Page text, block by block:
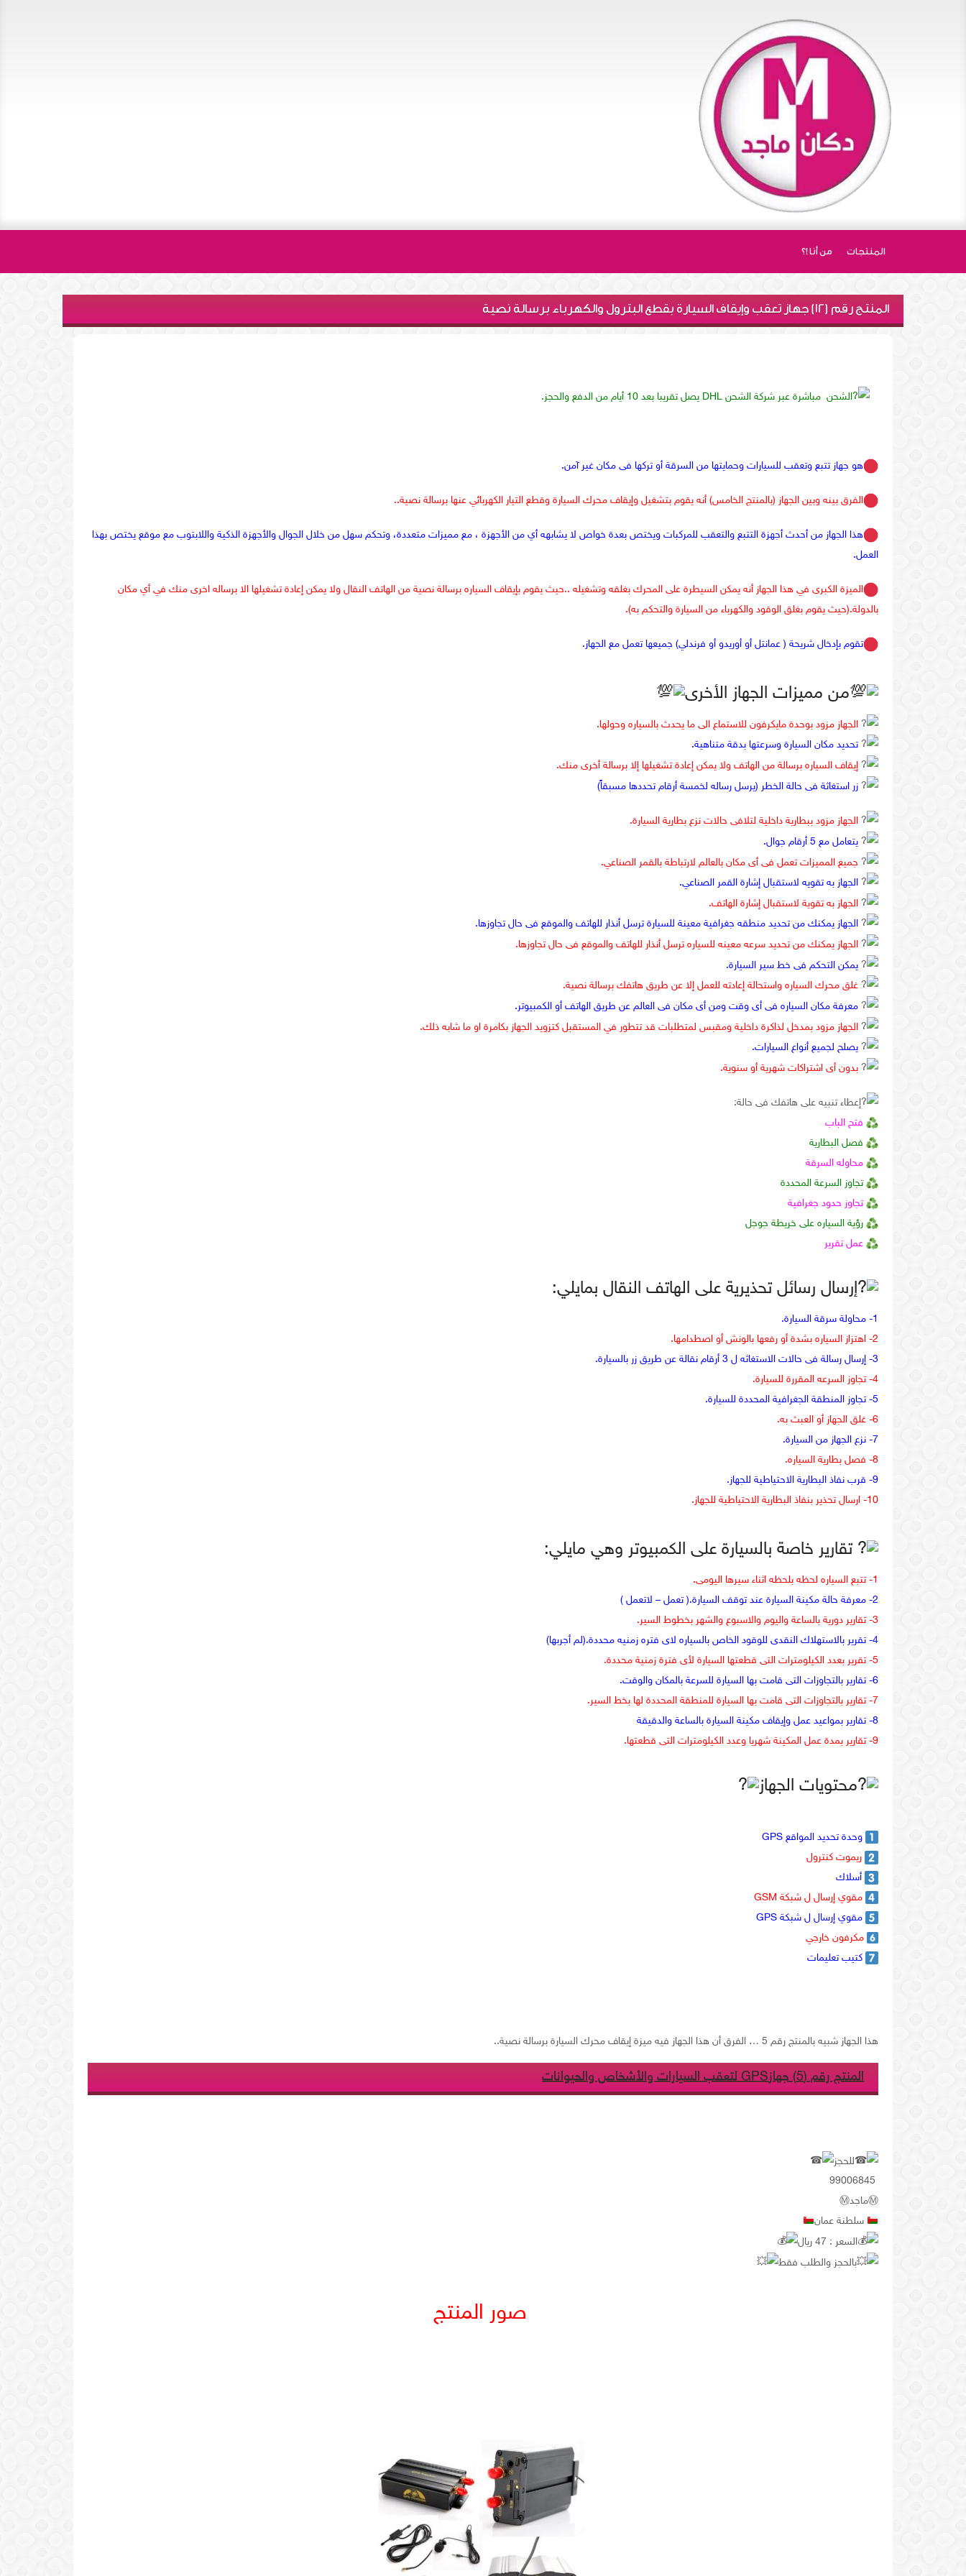
المنتجات من أنا !؟
المنتج رقم (١2) جهاز تعقب وإيقاف السيارة بقطع البترول والكهرباء برسالة نصية
الشحن مباشرة عبر شركة الشحن DHL يصل تقريبا بعد 10 أيام من الدفع والحجز.
هو جهاز تتبع وتعقب للسيارات وحمايتها من السرقة أو تركها فى مكان غير آمن.
الفرق بينه وبين الجهاز (بالمنتج الخامس) أنه يقوم بتشغيل وإيقاف محرك السيارة وقطع التيار الكهربائي عنها برسالة نصية..
هذا الجهاز من أحدث أجهزة التتبع والتعقب للمركبات ويختص بعدة خواص لا يشابهه أي من الأجهزة ، مع مميزات متعددة، وتحكم سهل من خلال الجوال والأجهزة الذكية واللابتوب مع موقع يختص بهذا
العمل.
الميزة الكبرى في هذا الجهاز أنه يمكن السيطرة على المحرك بغلقه وتشغيله ..حيث يقوم بإيقاف السياره برسالة نصية من الهاتف النقال ولا يمكن إعادة تشغيلها الا برساله اخرى منك في أي مكان
بالدولة.(حيث يقوم بغلق الوقود والكهرباء من السيارة والتحكم به).
تقوم بإدخال شريحة ( عمانتل أو أوريدو أو فرندلي) جميعها تعمل مع الجهاز.
من مميزات الجهاز الأخرى
الجهاز مزود بوحدة مايكرفون للاستماع الى ما يحدث بالسياره وحولها.
تحديد مكان السيارة وسرعتها بدقة متناهية.
إيقاف السياره برسالة من الهاتف ولا يمكن إعادة تشغيلها إلا برسالة أخرى منك.
زر استغاثة فى حالة الخطر (يرسل رساله لخمسة أرقام تحددها مسبقاً)
الجهاز مزود ببطارية داخلية لتلافى حالات نزع بطارية السيارة.
يتعامل مع 5 أرقام جوال.
جميع المميزات تعمل فى أى مكان بالعالم لارتباطة بالقمر الصناعي.
الجهاز به تقويه لاستقبال إشارة القمر الصناعي.
الجهاز به تقوية لاستقبال إشارة الهاتف.
الجهاز يمكنك من تحديد منطقه جغرافية معينة للسيارة ترسل أنذار للهاتف والموقع فى حال تجاوزها.
الجهاز يمكنك من تحديد سرعه معينه للسياره ترسل أنذار للهاتف والموقع فى حال تجاوزها.
يمكن التحكم فى خط سير السيارة.
غلق محرك السياره واستحالة إعادته للعمل إلا عن طريق هاتفك برسالة نصية.
معرفة مكان السياره فى أى وقت ومن أى مكان فى العالم عن طريق الهاتف أو الكمبيوتر.
الجهاز مزود بمدخل لذاكرة داخلية ومقبس لمتطلبات قد تتطور في المستقبل كتزويد الجهاز بكامرة او ما شابه ذلك.
يصلح لجميع أنواع السيارات.
بدون أى اشتراكات شهرية أو سنوية.
إعطاء تنبيه على هاتفك فى حالة:
فتح الباب
فصل البطارية
محاوله السرقة
تجاوز السرعة المحددة
تجاوز حدود جغرافية
رؤية السياره على خريطة جوجل
عمل تقرير
إرسال رسائل تحذيرية على الهاتف النقال بمايلي:
1- محاولة سرقة السيارة.
2- اهتزاز السياره بشدة أو رفعها بالونش أو اصطدامها.
3- إرسال رسالة فى حالات الاستغاثه ل 3 أرقام نقالة عن طريق زر بالسيارة.
4- تجاوز السرعه المقررة للسيارة.
5- تجاوز المنطقة الجغرافية المحددة للسيارة.
6- غلق الجهاز أو العبث به.
7- نزع الجهاز من السيارة.
8- فصل بطارية السياره.
9- قرب نفاذ البطارية الاحتياطية للجهاز.
10- ارسال تحذير بنفاذ البطارية الاحتياطية للجهاز.
تقارير خاصة بالسيارة على الكمبيوتر وهي مايلي:
1- تتبع السياره لحظه بلحظه اثناء سيرها اليومى.
2- معرفة حالة مكينة السيارة عند توقف السيارة.( تعمل – لاتعمل )
3- تقارير دورية بالساعة واليوم والاسبوع والشهر بخطوط السير.
4- تقرير بالاستهلاك النقدى للوقود الخاص بالسياره لاى فتره زمنيه محددة.(لم أجربها)
5- تقرير بعدد الكيلومترات التى قطعتها السيارة لأى فترة زمنية محددة.
6- تقارير بالتجاوزات التى قامت بها السيارة للسرعة بالمكان والوقت.
7- تقارير بالتجاوزات التى قامت بها السيارة للمنطقة المحددة لها بخط السير.
8- تقارير بمواعيد عمل وإيقاف مكينة السيارة بالساعة والدقيقة
9- تقارير بمدة عمل المكينة شهريا وعدد الكيلومترات التى قطعتها.
محتويات الجهاز
وحدة تحديد المواقع GPS
ريموت كنترول
أسلاك
مقوي إرسال ل شبكة GSM
مقوي إرسال ل شبكة GPS
مكرفون خارجي
كتيب تعليمات
هذا الجهاز شبيه بالمنتج رقم 5 … الفرق أن هذا الجهاز فيه ميزة إيقاف محرك السيارة برسالة نصية..
المنتج رقم (5) جهازGPS لتعقب السيارات والأشخاص والحيوانات
للحجز
سلطنة عمان
السعر : 47 ريال
بالحجز والطلب فقط
صور المنتج